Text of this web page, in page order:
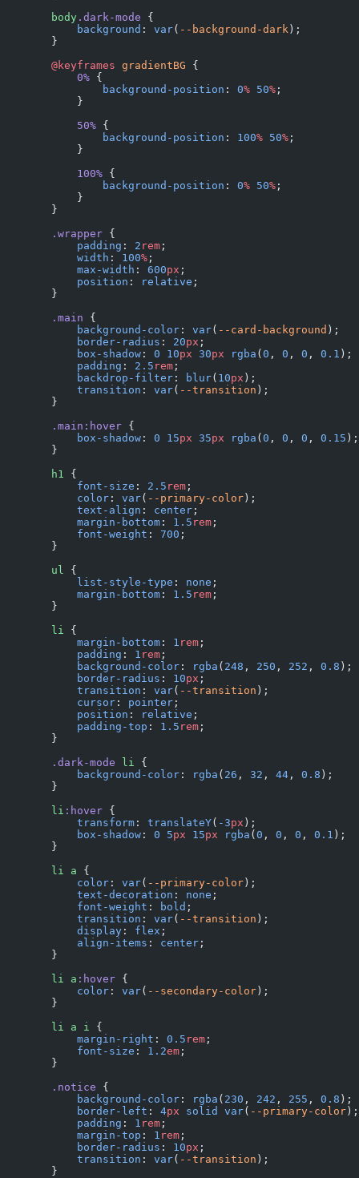
        body
.dark-mode {
            background
: var( --background-dark );
        }
        @keyframes
gradientBG {
            0%
{
                background-position
: 0% 50% ;
            }
            50%
{
                background-position
: 100% 50% ;
            }
            100%
{
                background-position
: 0% 50% ;
            }
        }
        .wrapper
{
            padding
: 2 rem ;
            width
: 100% ;
            max-width
: 600px ;
            position
: relative ;
        }
        .main
{
            background-color
: var( --card-background );
            border-radius
: 20px ;
            box-shadow
: 0 10px 30px rgba (0 , 0 , 0 , 0.1 );
            padding
: 2.5 rem ;
            backdrop-filter
: blur( 10px );
            transition
: var( --transition );
        }
        .main:hover
{
            box-shadow
: 0 15px 35px rgba (0 , 0 , 0 , 0.15 );
        }
        h1
{
            font-size
: 2.5 rem ;
            color
: var( --primary-color);
            text-align
: center ;
            margin-bottom
: 1.5 rem ;
            font-weight
: 700 ;
        }
        ul
{
            list-style-type
: none ;
            margin-bottom
: 1.5 rem ;
        }
        li
{
            margin-bottom
: 1 rem ;
            padding
: 1 rem ;
            background-color
: rgba ( 248 , 250 , 252 , 0.8 );
            border-radius
: 10px ;
            transition
: var( --transition );
            cursor
: pointer ;
            position
: relative ;
            padding-top
: 1.5 rem ;
        }
        .dark-mode
li
{
            background-color
: rgba ( 26 , 32 , 44 , 0.8 );
        }
        li
:hover {
            transform
: translateY( -3px );
            box-shadow
: 0 5px 15px rgba (0 , 0 , 0 , 0.1 );
        }
        li
a {
            color
: var( --primary-color);
            text-decoration
: none ;
            font-weight
: bold ;
            transition
: var( --transition );
            display
: flex ;
            align-items
: center ;
        }
        li
a :hover {
            color
: var( --secondary-color);
        }
        li
a i
{
            margin-right
: 0.5 rem ;
            font-size
: 1.2em ;
        }
        .notice
{
            background-color
: rgba ( 230 , 242 , 255 , 0.8 );
            border-left
: 4px solid var( --primary-color);
            padding
: 1 rem ;
            margin-top
: 1 rem ;
            border-radius
: 10px ;
            transition
: var( --transition );
        }